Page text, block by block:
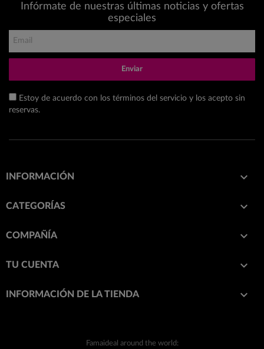
Infórmate de nuestras últimas noticias y ofertas
especiales
Enviar
Estoy de acuerdo con los términos del servicio y los acepto sin
reservas.
INFORMACIÓN 
CATEGORÍAS 
COMPAÑÍA 
TU CUENTA 
INFORMACIÓN DE LA TIENDA keyboard_arrow_down
Famaideal around the world: